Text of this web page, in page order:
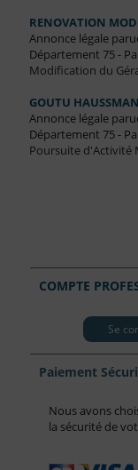
RENOVATION
Annonce légale
Département 75 -
Modification du
GOUTU
Annonce légale
Département 75 -
Poursuite d'Activité
COMPTE
Se
Paiement
Nous avons
la sécurité de